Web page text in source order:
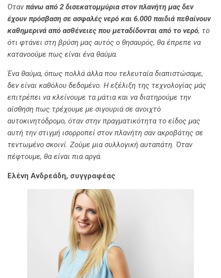
Ότανπάνω από 2 δισεκατομμύρια στον πλανήτη μας δεν
έχουν πρόσβαση σε ασφαλές νερό και 6.000 παιδιά πεθαίνουν
καθημερινά από ασθένειες που μεταδίδονται από το νερό, το
ότι φτάνει στη βρύση μας αυτός ο θησαυρός, θα έπρεπε να
κατανοούμε πως είναι ένα θαύμα.
Ένα θαύμα, όπως πολλά άλλα που τελευταία διαπιστώσαμε,
δεν είναι καθόλου δεδομένο. Η εξέλιξη της τεχνολογίας μάς
επιτρέπει να κλείνουμε τα μάτια και να διατηρούμε την
αίσθηση πως τρέχουμε με σιγουριά σε ανοιχτό
αυτοκινητόδρομο, όταν στην πραγματικότητα το είδος μας
αυτή την στιγμή ισορροπεί στον πλανήτη σαν ακροβάτης σε
τεντωμένο σκοινί. Ζούμε μια συλλογική αυταπάτη. Όταν
πέφτουμε, θα είναι πια αργά.
Ελένη Ανδρεάδη, συγγραφέας